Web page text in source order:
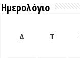
Ημερολόγιο
Δ
Τ